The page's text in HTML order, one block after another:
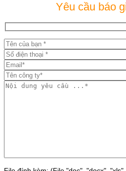
Yêu cầu báo